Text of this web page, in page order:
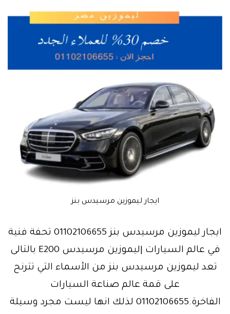
ايجار ليموزين مرسيدس بنز
ايجار ليموزين مرسيدس بنز 01102106655 تحفة فنية
في عالم السيارات |ليموزين مرسيدس E200 بالتالى
تعد ليموزين مرسيدس بنز من الأسماء التي تترنح
على قمة عالم صناعة السيارات
الفاخرة.01102106655 لذلك انها ليست مجرد وسيلة